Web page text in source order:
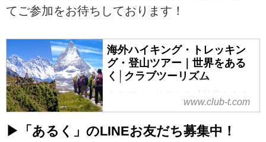
てご参加をお待ちしております！
海外ハイキング・トレッキン
グ・登山ツアー｜世界をある
く│クラブツーリズム
く】海外ハイキング・トレッキン
グ・登山の旅・ツアー特集！海外
の雄大な山々を一緒に歩いてみま
www.club-t.com
▶「あるく」のLINEお友だち募集中！